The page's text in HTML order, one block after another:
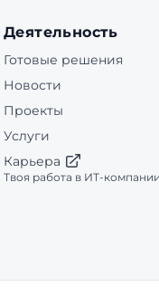
Деятельность
Готовые решения
Новости
Проекты
Услуги
Карьера
Твоя работа в ИТ-компании